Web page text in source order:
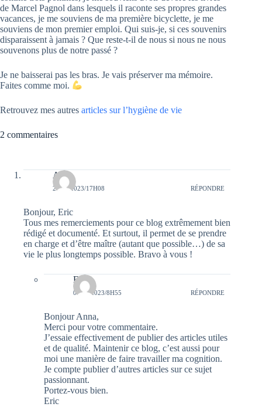
de Marcel Pagnol dans lesquels il raconte ses propres grandes
vacances, je me souviens de ma première bicyclette, je me
souviens de mon premier emploi. Qui suis-je, si ces souvenirs
disparaissent à jamais ? Que reste-t-il de nous si nous ne nous
souvenons plus de notre passé ?
Je ne baisserai pas les bras. Je vais préserver ma mémoire.
Faites comme moi.
Retrouvez mes autres articles sur l’hygiène de vie
2 commentaires
Anna
20/06/2023/17H08 RÉPONDRE
Bonjour, Eric
Tous mes remerciements pour ce blog extrêmement bien
rédigé et documenté. Et surtout, il permet de se prendre
en charge et d’être maître (autant que possible…) de sa
vie le plus longtemps possible. Bravo à vous !
Eric
01/07/2023/8H55 RÉPONDRE
Bonjour Anna,
Merci pour votre commentaire.
J’essaie effectivement de publier des articles utiles
et de qualité. Maintenir ce blog, c’est aussi pour
moi une manière de faire travailler ma cognition.
Je compte publier d’autres articles sur ce sujet
passionnant.
Portez-vous bien.
Eric